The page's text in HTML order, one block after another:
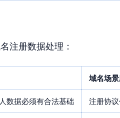
注册数据处理：
域名场
数据必须有合法基础 注册协